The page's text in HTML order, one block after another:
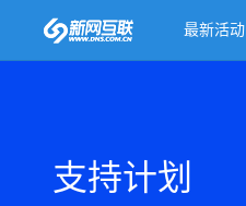
最新活动
支持计划